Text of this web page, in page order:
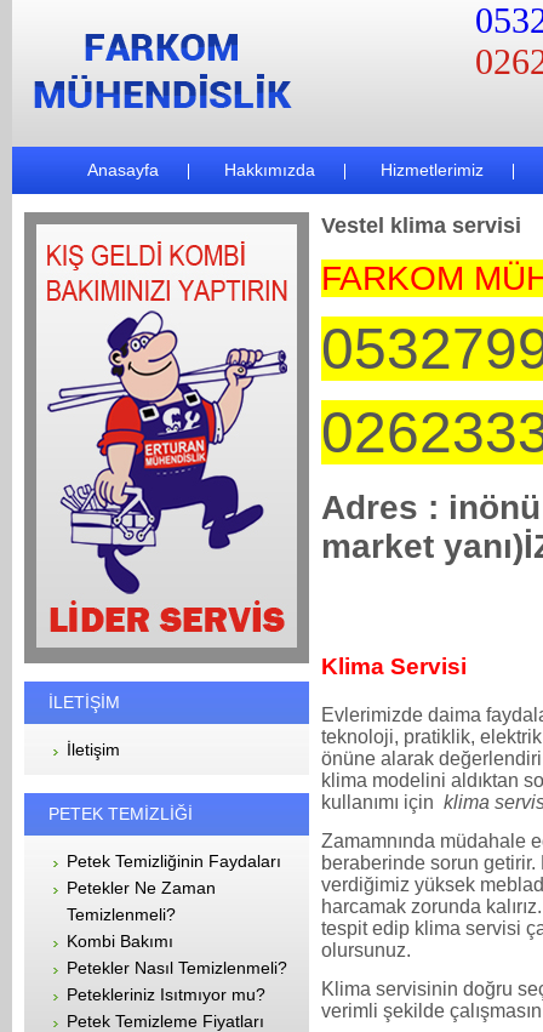
Anasayfa Hakkımızda Hizmetlerimiz
İLETİŞİM
İletişim
PETEK TEMİZLİĞİ
Petek Temizliğinin Faydaları
Petekler Ne Zaman
Temizlenmeli?
Kombi Bakımı
Petekler Nasıl Temizlenmeli?
Petekleriniz Isıtmıyor mu?
Petek Temizleme Fiyatları
Vestel klima servisi
FARKOM
Adres :
market
Klima Servisi
Evlerimizde daima
teknoloji, pratiklik,
önüne alarak
klima modelini aldıktan
kullanımı için klima
Zamamnında müdahale
beraberinde sorun
verdiğimiz yüksek
harcamak zorunda
tespit edip klima servisi
olursunuz.
Klima servisinin doğru
verimli şekilde